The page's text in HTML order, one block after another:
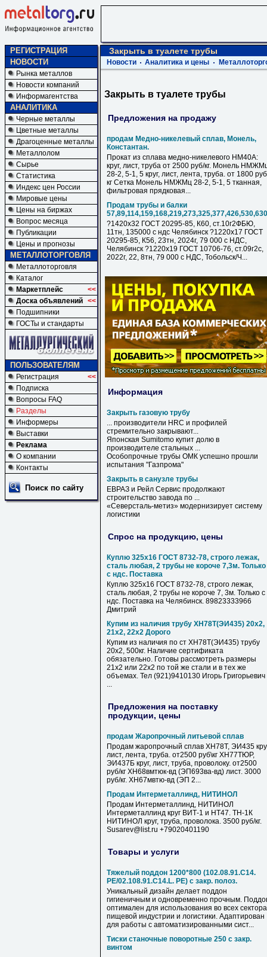
РЕГИСТРАЦИЯ
НОВОСТИ
Рынка металлов
Новости компаний
Информагентства
АНАЛИТИКА
Черные металлы
Цветные металлы
Драгоценные металлы
Металлолом
Сырье
Статистика
Индекс цен России
Мировые цены
Цены на биржах
Вопрос месяца
Публикации
Цены и прогнозы
МЕТАЛЛОТОРГОВЛЯ
Металлоторговля
Каталог
Маркетплейс
<<
Доска объявлений <<
Подшипники
ГОСТы и стандарты
ПОЛЬЗОВАТЕЛЯМ
Регистрация
<<
Подписка
Вопросы FAQ
Разделы
Информеры
Выставки
Реклама
О компании
Контакты
Поиск по сайту
Закрыть в туалете трубы
Новости Аналитика и цены
Закрыть в туалете трубы
Предложения на продажу
продам Медно-никелевый сплав, Монель,
Константан.
Прокат из сплава медно-никелевого НМ40А:
круг, лист, труба от 2500 руб/кг. Монель
28-2, 5-1, 5 круг, лист, лента, труба. от 1800
кг Сетка Монель НМЖМц 28-2, 5-1, 5 тканная,
фильтровая прядковая...
Продам трубы и балки
?1420х32 ГОСТ 20295-85, К60, ст.10г2ФБЮ,
11тн, 135000 с ндс Челябинск ?1220х17 ГОСТ
20295-85, К56, 23тн, 2024г, 79 000 с НДC,
Челябинск ?1220х19 ГОСТ 10706-76, ст.09г2с,
2022г, 22, 8тн, 79 000 с НДC, Тобольск/Ч...
Информация
Закрыть газовую трубу
... производители HRC и профилей
стремительно закрывают...
Японская Sumitomo купит долю в
производителе стальных ...
Особопрочные трубы ОМК успешно прошли
испытания "Газпрома"
Закрыть в санузле трубы
ЕВРАЗ и Рейл Сервис продолжают
строительство завода по ...
«Северсталь-метиз» модернизирует систему
логистики
Спрос на продукцию, цены
Куплю 325х16 ГОСТ 8732-78, строго лежак,
сталь любая, 2 трубы не короче 7,3м. Только
с ндс. Поставка
Куплю 325х16 ГОСТ 8732-78, строго лежак,
сталь любая, 2 трубы не короче 7, 3м. Только с
ндс. Поставка на Челябинск. 89823333966
Дмитрий
Купим из наличия трубу ХН78Т(ЭИ435) 20х2,
21х2, 22х2 Дорого
Купим из наличия по ст ХН78Т(ЭИ435) трубу
20х2, 500кг. Наличие сертификата
обязательно. Готовы рассмотреть размеры
21х2 или 22х2 по той же стали и в тех же
объемах. Тел (921)9410130 Игорь Григорьевич
...
Предложения на поставку
продукции, цены
продам Жаропрочный литьевой сплав
Продам жаропрочный сплав ХН78Т, ЭИ435
лист, лента, труба. от2500 руб\кг ХН77ТЮР,
ЭИ437Б круг, лист, труба, проволоку. от2500
руб/кг ХН68вмтюк-вд (ЭП693ва-вд) лист. 3000
руб/кг. ХН67мвтю-вд (ЭП 2...
Продам Интерметаллинд, НИТИНОЛ
Продам Интерметаллинд, НИТИНОЛ
Интерметаллинд круг ВИТ-1 и НТ47. ТН-1К
НИТИНОЛ круг, труба, проволока. 3500 руб/кг.
Susarev@list.ru +79020401190
Товары и услуги
Тяжелый поддон 1200*800 (102.08.91.С14.
PE/02.108.91.С14.L. PE) c закр. полоз.
Уникальный дизайн делает поддон
гигиеничным и одновременно прочным.
оптимален для использования во всех
пищевой индустрии и логистики. Адаптирован
для работы с автоматизированными сист...
Тиски станочные поворотные 250 с закр.
винтом